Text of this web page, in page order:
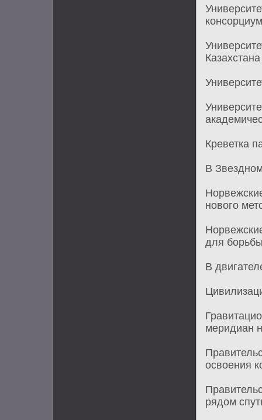
консорциум
Казахстана
Креветка
В
нового
для
В
меридиан
освоения
рядом